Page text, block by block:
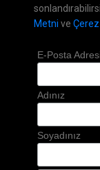
Metni ve Çerez
E-Posta
Adınız
Soyadınız